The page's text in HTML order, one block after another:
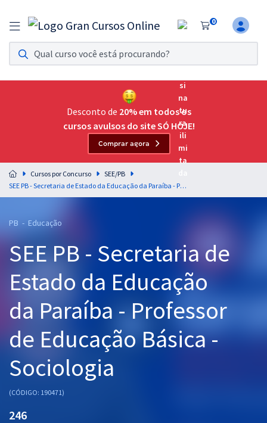
0
Assinatura Ilimitada 11
Acesso a todos os cursos. Teste grátis por 7 dias!
Assinatura OAB Até Passar
Acesso ilimitado a toda preparação para o Exame da
Residências Multiprofissionais
Preparação completa e intensiva para as principais
residências em saúde do Brasil
Cursos 20% OFF
Pós
Graduação
OAB
Mentorias
Questões grátis
Conteúdo gratuito
Desconto de 20% em todos os
cursos avulsos do site SÓ HOJE!
Comprar agora
Cursos por Concurso
SEE/PB
SEE PB - Secretaria de Estado da Educação da Paraíba - Professor de Educação Básica - Sociologia
PB - Educação
SEE PB - Secretaria de
Estado da Educação
da Paraíba - Professor
de Educação Básica -
Sociologia
(CÓDIGO: 190471)
246